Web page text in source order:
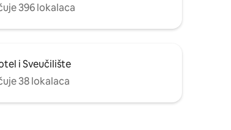
396 lokalaca
i Sveučilište
38 lokalaca